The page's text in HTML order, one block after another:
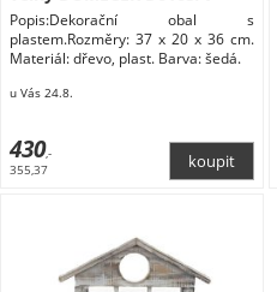
Popis:Dekorační obal s
plastem.Rozměry: 37 x 20 x 36 cm.
Materiál: dřevo, plast. Barva: šedá.
u Vás 24.8.
430,-
355,37